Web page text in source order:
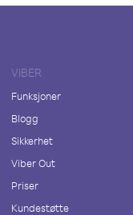
VIBER
Funksjoner
Blogg
Sikkerhet
Viber Out
Priser
Kundestøtte